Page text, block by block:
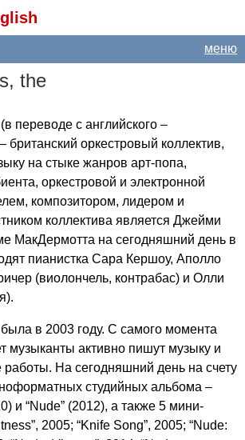
меню
, the
(в переводе с английского –
оркестровый коллектив,
на стыке жанров арт-попа,
оркестровой и электронной
композитором, лидером и
коллектива является Джейми
МакДермотта на сегодняшний день в
пианистка Сара Кершоу, Аполло
(виолончель, контрабас) и Олли
в 2003 году. С самого момента
музыканты активно пишут музыку и
На сегодняшний день на счету
студийных альбома –
и “Nude” (2012), а также 5 мини-
”, 2005; “Knife Song”, 2005; “Nude: